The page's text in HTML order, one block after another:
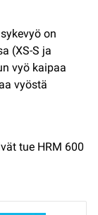
on
(XS-S ja
vyö kaipaa
vyöstä
tue HRM 600